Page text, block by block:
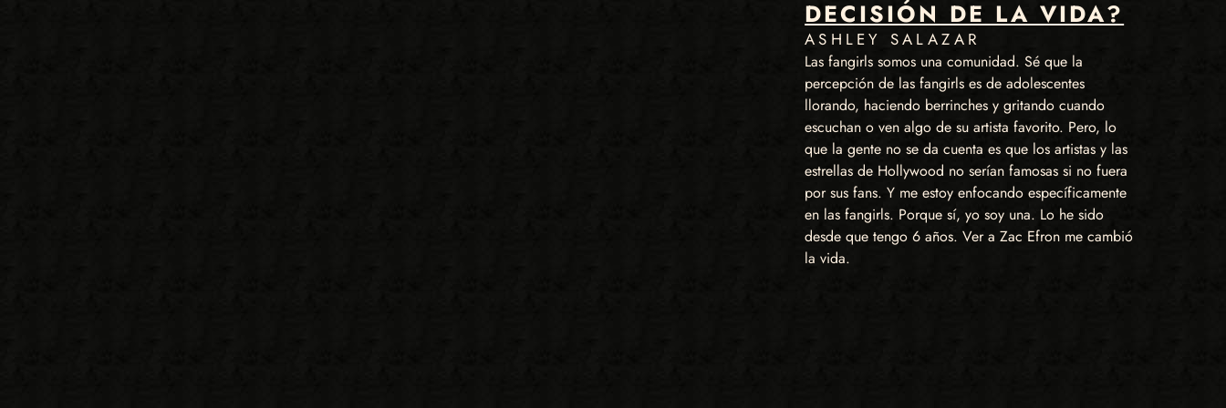
DECISIÓN DE LA VIDA?
ASHLEY SALAZAR
Las fangirls somos una comunidad. Sé que la
percepción de las fangirls es de adolescentes
llorando, haciendo berrinches y gritando cuando
escuchan o ven algo de su artista favorito. Pero, lo
que la gente no se da cuenta es que los artistas y las
estrellas de Hollywood no serían famosas si no fuera
por sus fans. Y me estoy enfocando específicamente
en las fangirls. Porque sí, yo soy una. Lo he sido
desde que tengo 6 años. Ver a Zac Efron me cambió
la vida.